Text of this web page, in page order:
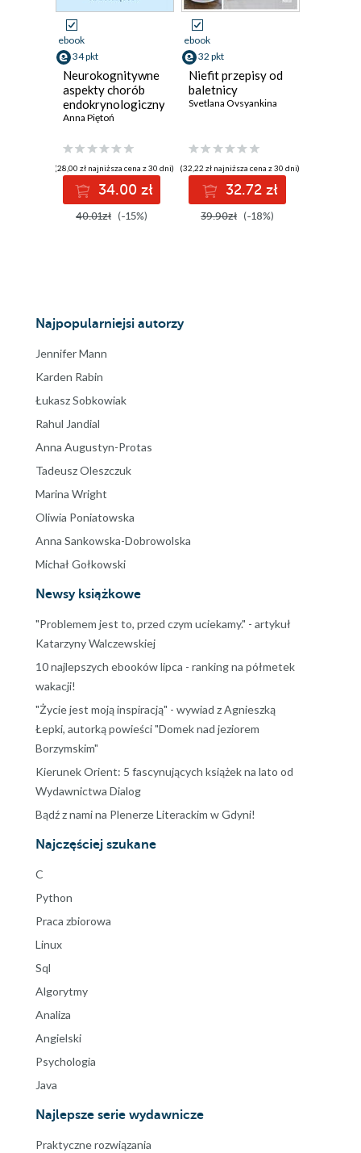
ebook
34 pkt
Neurokognitywne
aspekty chorób
endokrynologicznych
i metabolicznych
Anna Piętoń
(28,00 zł najniższa cena z 30 dni)
34.00 zł
40.01zł (-15%)
ebook
32 pkt
Niefit przepisy od
baletnicy
Svetlana Ovsyankina
(32,22 zł najniższa cena z 30 dni)
32.72 zł
39.90zł (-18%)
Najpopularniejsi autorzy
Jennifer Mann
Karden Rabin
Łukasz Sobkowiak
Rahul Jandial
Anna Augustyn-Protas
Tadeusz Oleszczuk
Marina Wright
Oliwia Poniatowska
Anna Sankowska-Dobrowolska
Michał Gołkowski
Newsy książkowe
"Problemem jest to, przed czym uciekamy." - artykuł
Katarzyny Walczewskiej
10 najlepszych ebooków lipca - ranking na półmetek
wakacji!
"Życie jest moją inspiracją" - wywiad z Agnieszką
Łepki, autorką powieści "Domek nad jeziorem
Borzymskim"
Kierunek Orient: 5 fascynujących książek na lato od
Wydawnictwa Dialog
Bądź z nami na Plenerze Literackim w Gdyni!
Najczęściej szukane
C
Python
Praca zbiorowa
Linux
Sql
Algorytmy
Analiza
Angielski
Psychologia
Java
Najlepsze serie wydawnicze
Praktyczne rozwiązania